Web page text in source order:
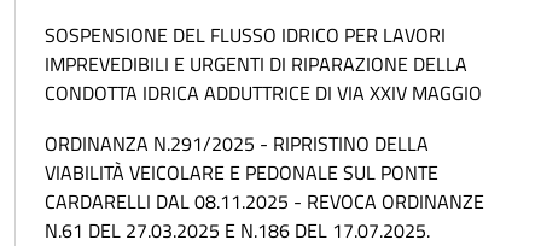
SOSPENSIONE DEL FLUSSO IDRICO PER LAVORI
IMPREVEDIBILI E URGENTI DI RIPARAZIONE DELLA
CONDOTTA IDRICA ADDUTTRICE DI VIA XXIV MAGGIO
ORDINANZA N.291/2025 - RIPRISTINO DELLA
VIABILITÀ VEICOLARE E PEDONALE SUL PONTE
CARDARELLI DAL 08.11.2025 - REVOCA ORDINANZE
N.61 DEL 27.03.2025 E N.186 DEL 17.07.2025.